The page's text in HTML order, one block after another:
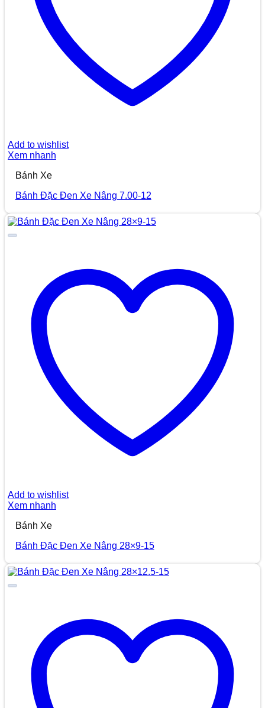
Add to wishlist
Xem nhanh
Bánh Xe
Bánh Đặc Đen Xe Nâng 7.00-12
Add to wishlist
Xem nhanh
Bánh Xe
Bánh Đặc Đen Xe Nâng 28×9-15